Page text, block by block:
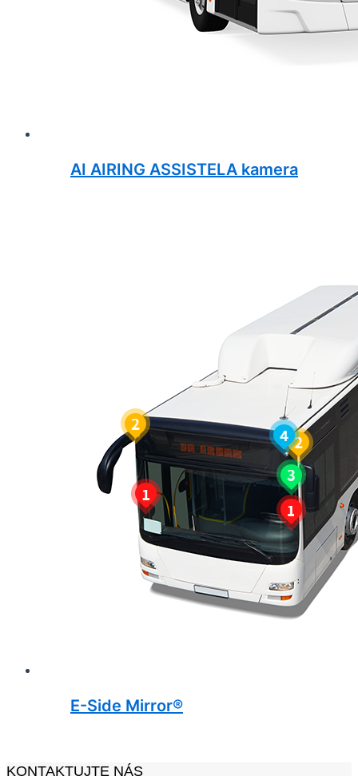
AI AIRING ASSISTELA kamera
E-Side Mirror®
KONTAKTUJTE NÁS